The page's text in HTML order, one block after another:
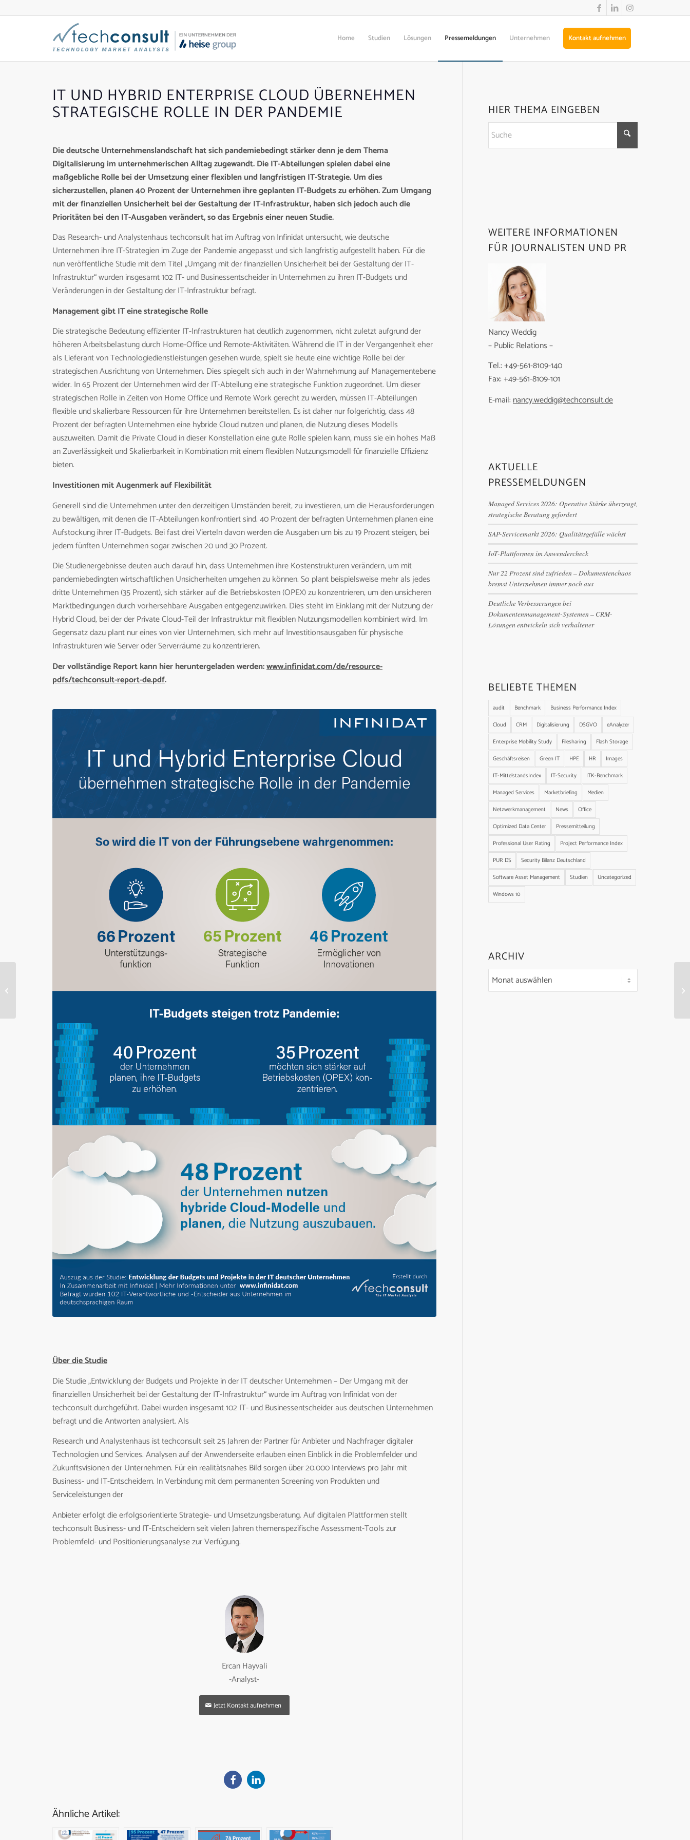
Home Studien Lösungen Pressemeldungen Unternehmen Kontakt aufnehmen
IT UND HYBRID ENTERPRISE CLOUD ÜBERNEHMEN
STRATEGISCHE ROLLE IN DER PANDEMIE
Die deutsche Unternehmenslandschaft hat sich pandemiebedingt stärker denn je dem Thema
Digitalisierung im unternehmerischen Alltag zugewandt. Die IT-Abteilungen spielen dabei eine
maßgebliche Rolle bei der Umsetzung einer flexiblen und langfristigen IT-Strategie. Um dies
sicherzustellen, planen 40 Prozent der Unternehmen ihre geplanten IT-Budgets zu erhöhen. Zum Umgang
mit der finanziellen Unsicherheit bei der Gestaltung der IT-Infrastruktur, haben sich jedoch auch die
Prioritäten bei den IT-Ausgaben verändert, so das Ergebnis einer neuen Studie.
Das Research- und Analystenhaus techconsult hat im Auftrag von Infinidat untersucht, wie deutsche
Unternehmen ihre IT-Strategien im Zuge der Pandemie angepasst und sich langfristig aufgestellt haben. Für die
nun veröffentliche Studie mit dem Titel „Umgang mit der finanziellen Unsicherheit bei der Gestaltung der IT-
Infrastruktur“ wurden insgesamt 102 IT- und Businessentscheider in Unternehmen zu ihren IT-Budgets und
Veränderungen in der Gestaltung der IT-Infrastruktur befragt.
Management gibt IT eine strategische Rolle
Die strategische Bedeutung effizienter IT-Infrastrukturen hat deutlich zugenommen, nicht zuletzt aufgrund der
höheren Arbeitsbelastung durch Home-Office und Remote-Aktivitäten. Während die IT in der Vergangenheit eher
als Lieferant von Technologiedienstleistungen gesehen wurde, spielt sie heute eine wichtige Rolle bei der
strategischen Ausrichtung von Unternehmen. Dies spiegelt sich auch in der Wahrnehmung auf Managementebene
wider. In 65 Prozent der Unternehmen wird der IT-Abteilung eine strategische Funktion zugeordnet. Um dieser
strategischen Rolle in Zeiten von Home Office und Remote Work gerecht zu werden, müssen IT-Abteilungen
flexible und skalierbare Ressourcen für ihre Unternehmen bereitstellen. Es ist daher nur folgerichtig, dass 48
Prozent der befragten Unternehmen eine hybride Cloud nutzen und planen, die Nutzung dieses Modells
auszuweiten. Damit die Private Cloud in dieser Konstellation eine gute Rolle spielen kann, muss sie ein hohes Maß
an Zuverlässigkeit und Skalierbarkeit in Kombination mit einem flexiblen Nutzungsmodell für finanzielle Effizienz
bieten.
Investitionen mit Augenmerk auf Flexibilität
Generell sind die Unternehmen unter den derzeitigen Umständen bereit, zu investieren, um die Herausforderungen
zu bewältigen, mit denen die IT-Abteilungen konfrontiert sind. 40 Prozent der befragten Unternehmen planen eine
Aufstockung ihrer IT-Budgets. Bei fast drei Vierteln davon werden die Ausgaben um bis zu 19 Prozent steigen, bei
jedem fünften Unternehmen sogar zwischen 20 und 30 Prozent.
Die Studienergebnisse deuten auch darauf hin, dass Unternehmen ihre Kostenstrukturen verändern, um mit
pandemiebedingten wirtschaftlichen Unsicherheiten umgehen zu können. So plant beispielsweise mehr als jedes
dritte Unternehmen (35 Prozent), sich stärker auf die Betriebskosten (OPEX) zu konzentrieren, um den unsicheren
Marktbedingungen durch vorhersehbare Ausgaben entgegenzuwirken. Dies steht im Einklang mit der Nutzung der
Hybrid Cloud, bei der der Private Cloud-Teil der Infrastruktur mit flexiblen Nutzungsmodellen kombiniert wird. Im
Gegensatz dazu plant nur eines von vier Unternehmen, sich mehr auf Investitionsausgaben für physische
Infrastrukturen wie Server oder Serverräume zu konzentrieren.
Der vollständige Report kann hier heruntergeladen werden:www.infinidat.com/de/resource-
pdfs/techconsult-report-de.pdf.
Über die Studie
Die Studie „Entwicklung der Budgets und Projekte in der IT deutscher Unternehmen – Der Umgang mit der
finanziellen Unsicherheit bei der Gestaltung der IT-Infrastruktur“ wurde im Auftrag von Infinidat von der
techconsult durchgeführt. Dabei wurden insgesamt 102 IT- und Businessentscheider aus deutschen Unternehmen
befragt und die Antworten analysiert. Als
Research und Analystenhaus ist techconsult seit 25 Jahren der Partner für Anbieter und Nachfrager digitaler
Technologien und Services. Analysen auf der Anwenderseite erlauben einen Einblick in die Problemfelder und
Zukunftsvisionen der Unternehmen. Für ein realitätsnahes Bild sorgen über 20.000 Interviews pro Jahr mit
Business- und IT-Entscheidern. In Verbindung mit dem permanenten Screening von Produkten und
Serviceleistungen der
Anbieter erfolgt die erfolgsorientierte Strategie- und Umsetzungsberatung. Auf digitalen Plattformen stellt
techconsult Business- und IT-Entscheidern seit vielen Jahren themenspezifische Assessment-Tools zur
Problemfeld- und Positionierungsanalyse zur Verfügung.
Ercan Hayvali
-Analyst-
Jetzt Kontakt aufnehmen
Ähnliche Artikel:
HIER THEMA EINGEBEN
WEITERE INFORMATIONEN
FÜR JOURNALISTEN UND PR
Nancy Weddig
– Public Relations –
Tel.: +49-561-8109-140
Fax: +49-561-8109-101
E-mail:nancy.weddig@techconsult.de
AKTUELLE
PRESSEMELDUNGEN
Managed Services 2026: Operative Stärke überzeugt,
strategische Beratung gefordert
SAP-Servicemarkt 2026: Qualitätsgefälle wächst
IoT-Plattformen im Anwendercheck
Nur 22 Prozent sind zufrieden – Dokumentenchaos
bremst Unternehmen immer noch aus
Deutliche Verbesserungen bei
Dokumentenmanagement-Systemen – CRM-
Lösungen entwickeln sich verhaltener
BELIEBTE THEMEN
audit Benchmark
Business Performance Index
Cloud
CRM Digitalisierung DSGVO
eAnalyzer
Enterprise Mobility Study
Filesharing
Flash Storage
Geschäftsreisen
Green IT HPE HR
Images
IT-MittelstandsIndex
IT-Security
ITK-Benchmark
Managed Services
Marketbriefing
Medien
Netzwerkmanagement
News
Office
Optimized Data Center
Pressemitteilung
Professional User Rating
Project Performance Index
PUR DS
Security Bilanz Deutschland
Software Asset Management
Studien
Uncategorized
Windows 10
ARCHIV